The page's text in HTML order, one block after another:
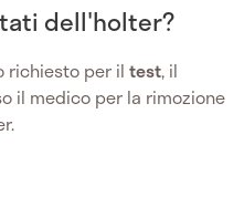
dell'holter?
richiesto per il test, il
il medico per la rimozione